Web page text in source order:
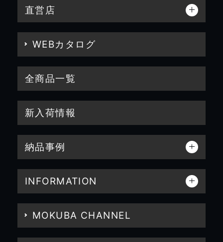
直営店
WEBカタログ
全商品一覧
新入荷情報
納品事例
INFORMATION
MOKUBA CHANNEL